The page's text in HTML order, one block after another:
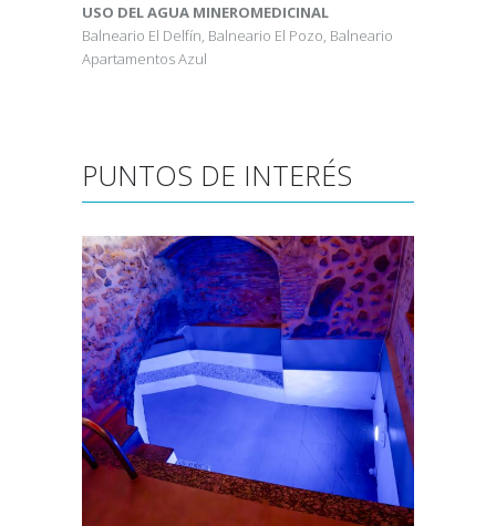
USO DEL AGUA MINEROMEDICINAL
Balneario El Delfín, Balneario El Pozo, Balneario
Apartamentos Azul
PUNTOS DE INTERÉS